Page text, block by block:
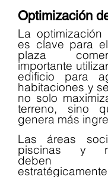
Optimización
La
es clave para
plaza
importante
edificio para
habitaciones y
no solo
terreno, sino
genera más
Las áreas
piscinas y
deben